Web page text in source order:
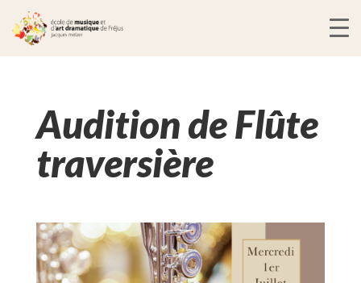
Audition de Flûte
traversière